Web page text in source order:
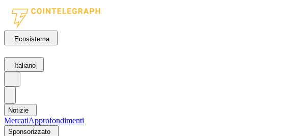
Ecosistema
Italiano
Notizie
MercatiApprofondimenti
Sponsorizzato